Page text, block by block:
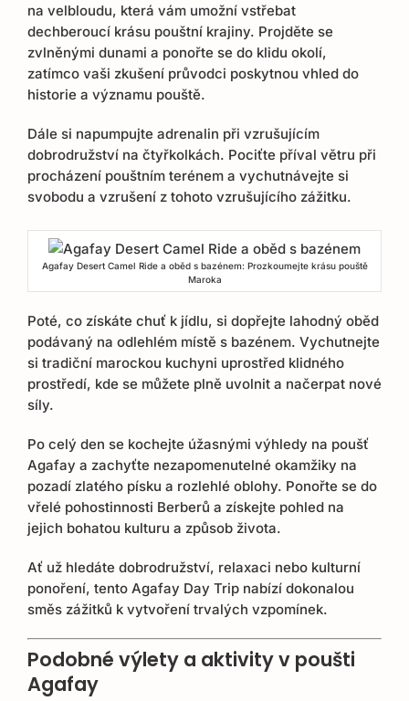
na velbloudu, která vám umožní vstřebat
dechberoucí krásu pouštní krajiny. Projděte se
zvlněnými dunami a ponořte se do klidu okolí,
zatímco vaši zkušení průvodci poskytnou vhled do
historie a významu pouště.
Dále si napumpujte adrenalin při vzrušujícím
dobrodružství na čtyřkolkách. Pociťte příval větru při
procházení pouštním terénem a vychutnávejte si
svobodu a vzrušení z tohoto vzrušujícího zážitku.
Agafay Desert Camel Ride a oběd s bazénem: Prozkoumejte krásu pouště
Maroka
Poté, co získáte chuť k jídlu, si dopřejte lahodný oběd
podávaný na odlehlém místě s bazénem. Vychutnejte
si tradiční marockou kuchyni uprostřed klidného
prostředí, kde se můžete plně uvolnit a načerpat nové
síly.
Po celý den se kochejte úžasnými výhledy na poušť
Agafay a zachyťte nezapomenutelné okamžiky na
pozadí zlatého písku a rozlehlé oblohy. Ponořte se do
vřelé pohostinnosti Berberů a získejte pohled na
jejich bohatou kulturu a způsob života.
Ať už hledáte dobrodružství, relaxaci nebo kulturní
ponoření, tento Agafay Day Trip nabízí dokonalou
směs zážitků k vytvoření trvalých vzpomínek.
Podobné výlety a aktivity v poušti
Agafay